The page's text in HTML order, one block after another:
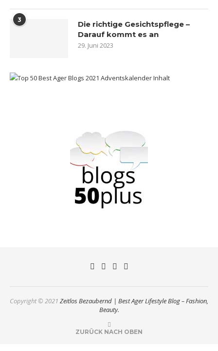
3
Die richtige Gesichtspflege –
Darauf kommt es an
29. Juni 2023
Copyright © 2021 Zeitlos Bezaubernd | Best Ager Lifestyle Blog – Fashion,
Beauty.
ZURÜCK NACH OBEN